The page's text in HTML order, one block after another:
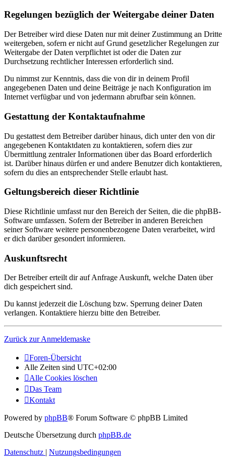
Regelungen bezüglich der Weitergabe deiner Daten
Der Betreiber wird diese Daten nur mit deiner Zustimmung an Dritte
weitergeben, sofern er nicht auf Grund gesetzlicher Regelungen zur
Weitergabe der Daten verpflichtet ist oder die Daten zur
Durchsetzung rechtlicher Interessen erforderlich sind.
Du nimmst zur Kenntnis, dass die von dir in deinem Profil
angegebenen Daten und deine Beiträge je nach Konfiguration im
Internet verfügbar und von jedermann abrufbar sein können.
Gestattung der Kontaktaufnahme
Du gestattest dem Betreiber darüber hinaus, dich unter den von dir
angegebenen Kontaktdaten zu kontaktieren, sofern dies zur
Übermittlung zentraler Informationen über das Board erforderlich
ist. Darüber hinaus dürfen er und andere Benutzer dich kontaktieren,
sofern du dies an entsprechender Stelle erlaubt hast.
Geltungsbereich dieser Richtlinie
Diese Richtlinie umfasst nur den Bereich der Seiten, die die phpBB-
Software umfassen. Sofern der Betreiber in anderen Bereichen
seiner Software weitere personenbezogene Daten verarbeitet, wird
er dich darüber gesondert informieren.
Auskunftsrecht
Der Betreiber erteilt dir auf Anfrage Auskunft, welche Daten über
dich gespeichert sind.
Du kannst jederzeit die Löschung bzw. Sperrung deiner Daten
verlangen. Kontaktiere hierzu bitte den Betreiber.
Zurück zur Anmeldemaske
Foren-Übersicht
Alle Zeiten sind UTC+02:00
Alle Cookies löschen
Das Team
Kontakt
Powered by phpBB® Forum Software © phpBB Limited
Deutsche Übersetzung durch phpBB.de
Datenschutz | Nutzungsbedingungen